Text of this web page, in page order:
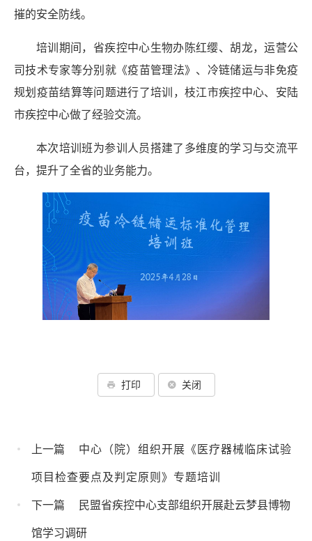
摧的安全防线。
培训期间，省疾控中心生物办陈红缨、胡龙，运营公
司技术专家等分别就 《疫苗管理法》 、 冷链储运与非免疫
规划疫苗结算等问题进行了培训， 枝江市疾控中心、 安陆
市疾控中心做了经验交流。
本次培训班为参训人员搭建了多维度的学习与交流平
台，提升了全省的业务能力。
打印 关闭
上一篇
‌中心（院）组织开展《医疗器械临床试验
项目检查要点及判定原则》专题培训
下一篇
民盟省疾控中心支部组织开展赴云梦县博物
馆学习调研